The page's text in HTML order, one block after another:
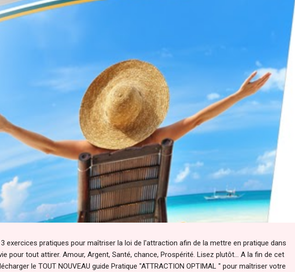
exercices pratiques pour maîtriser la loi de l'attraction afin de la mettre en pratique dans
pour tout attirer. Amour, Argent, Santé, chance, Prospérité. Lisez plutôt... A la fin de cet
le TOUT NOUVEAU guide Pratique "ATTRACTION OPTIMAL " pour maîtriser votre